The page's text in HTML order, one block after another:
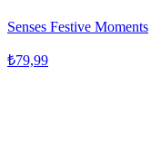
Senses Festive Moments
₺79,99